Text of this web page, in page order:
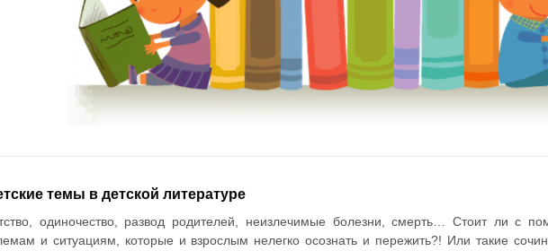
темы в детской литературе
одиночество, развод родителей, неизлечимые болезни, смерть… Стоит ли с
и ситуациям, которые и взрослым нелегко осознать и пережить?! Или такие